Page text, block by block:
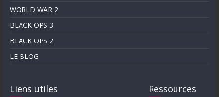
WORLD WAR 2
BLACK OPS 3
BLACK OPS 2
LE BLOG
Liens utiles Ressources